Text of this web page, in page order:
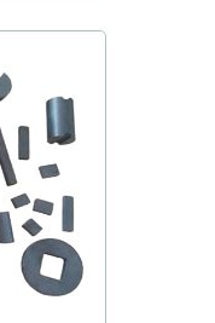
Co。, Ltd.
4071